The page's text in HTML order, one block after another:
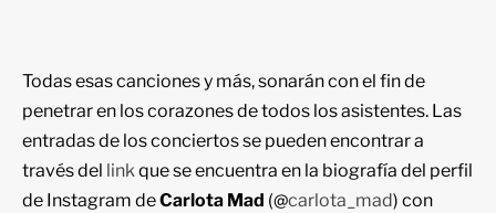
Todas esas canciones y más, sonarán con el fin de
penetrar en los corazones de todos los asistentes. Las
entradas de los conciertos se pueden encontrar a
través del linkque se encuentra en la biografía del perfil
de Instagram deCarlota Mad (@carlota_mad) con